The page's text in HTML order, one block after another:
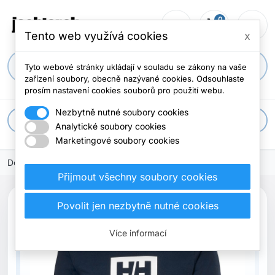
search
person_outline shopping_cart
0 menu
apps Všechny kategorie
Domů
Tento web využívá cookies x
Tyto webové stránky ukládají v souladu se zákony na vaše
zařízení soubory, obecně nazývané cookies. Odsouhlaste
prosím nastavení cookies souborů pro použití webu.
Nezbytně nutné soubory cookies
Analytické soubory cookies
Marketingové soubory cookies
Přijmout všechny soubory cookies
Povolit jen nezbytně nutné cookies
Více informací